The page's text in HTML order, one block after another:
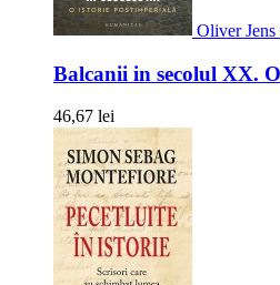
Oliver
Balcanii in secolul XX.
46,67 lei